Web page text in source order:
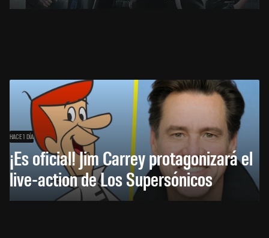
HACE 1 DÍA
¡Es oficial! Jim Carrey protagonizará el
live-action de Los Supersónicos